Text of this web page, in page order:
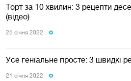
Торт за 10 хвилин: 3 рецепти
(відео)
25 сiчня 2022
Усе геніальне просте: 3 швидкі
21 сiчня 2022